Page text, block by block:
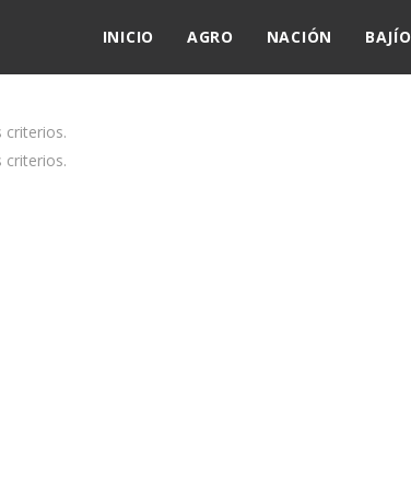
INICIO AGRO NACIÓN BAJÍO
criterios.
criterios.